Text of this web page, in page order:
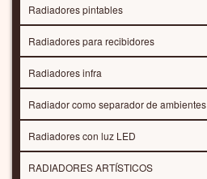
Radiadores pintables
Radiadores para recibidores
Radiadores infra
Radiador como separador de ambientes
Radiadores con luz LED
RADIADORES ARTÍSTICOS